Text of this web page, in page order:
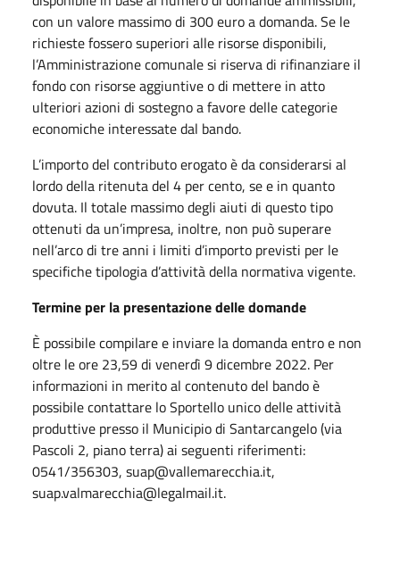
con un valore massimo di 300 euro a domanda. Se le
richieste fossero superiori alle risorse disponibili,
l’Amministrazione comunale si riserva di rifinanziare il
fondo con risorse aggiuntive o di mettere in atto
ulteriori azioni di sostegno a favore delle categorie
economiche interessate dal bando.
L’importo del contributo erogato è da considerarsi al
lordo della ritenuta del 4 per cento, se e in quanto
dovuta. Il totale massimo degli aiuti di questo tipo
ottenuti da un’impresa, inoltre, non può superare
nell’arco di tre anni i limiti d’importo previsti per le
specifiche tipologia d’attività della normativa vigente.
Termine per la presentazione delle domande
È possibile compilare e inviare la domanda entro e non
oltre le ore 23,59 di venerdì 9 dicembre 2022. Per
informazioni in merito al contenuto del bando è
possibile contattare lo Sportello unico delle attività
produttive presso il Municipio di Santarcangelo (via
Pascoli 2, piano terra) ai seguenti riferimenti:
0541/356303, suap@vallemarecchia.it,
suap.valmarecchia@legalmail.it.